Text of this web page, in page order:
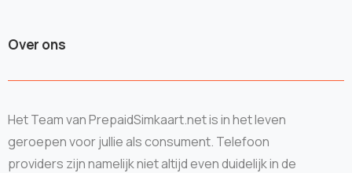
Over ons
Het Team van PrepaidSimkaart.net is in het leven
geroepen voor jullie als consument. Telefoon
providers zijn namelijk niet altijd even duidelijk in de